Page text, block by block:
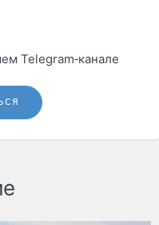
Telegram‑канале